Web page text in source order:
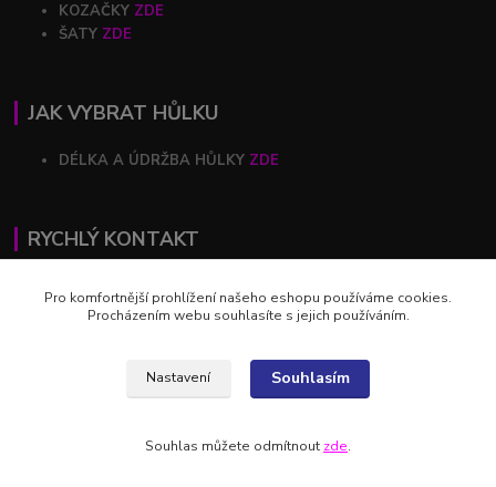
KOZAČKY ZDE
ŠATY ZDE
JAK VYBRAT HŮLKU
DÉLKA A ÚDRŽBA HŮLKY ZDE
RYCHLÝ KONTAKT
+420 602 446 844
Pro komfortnější prohlížení našeho eshopu používáme cookies.
Procházením webu souhlasíte s jejich používáním.
Nastavení Souhlasím
Souhlas můžete odmítnout zde.